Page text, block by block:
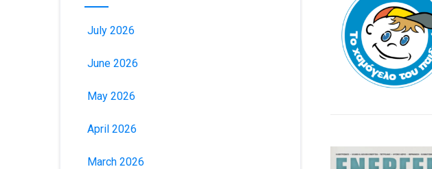
July 2026
June 2026
May 2026
April 2026
March 2026